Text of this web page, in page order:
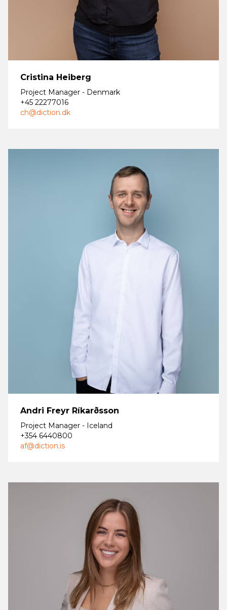
Cristina Heiberg
Project Manager - Denmark
+45 22277016
ch@diction.dk
Andri Freyr Ríkarðsson
Project Manager - Iceland
+354 6440800
af@diction.is